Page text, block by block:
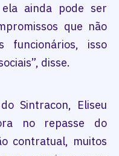
ainda pode ser
que não
funcionários, isso
disse.
Sintracon, Eliseu
no repasse do
contratual, muitos